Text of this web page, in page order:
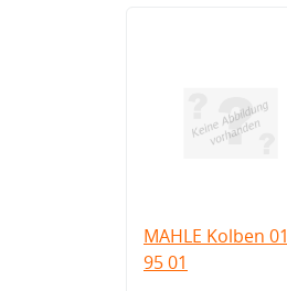
MAHLE Kolben
95 01